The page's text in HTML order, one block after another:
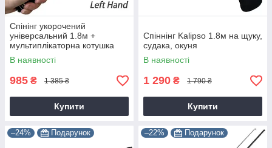
Спінінг укорочений
універсальний 1.8м +
мультиплікаторна котушка
В наявності
985 ₴ 1 385 ₴
Купити
Спіннінг Kalipso 1.8м на щуку,
судака, окуня
В наявності
1 290 ₴ 1 790 ₴
Купити
–24% Подарунок –22% Подарунок